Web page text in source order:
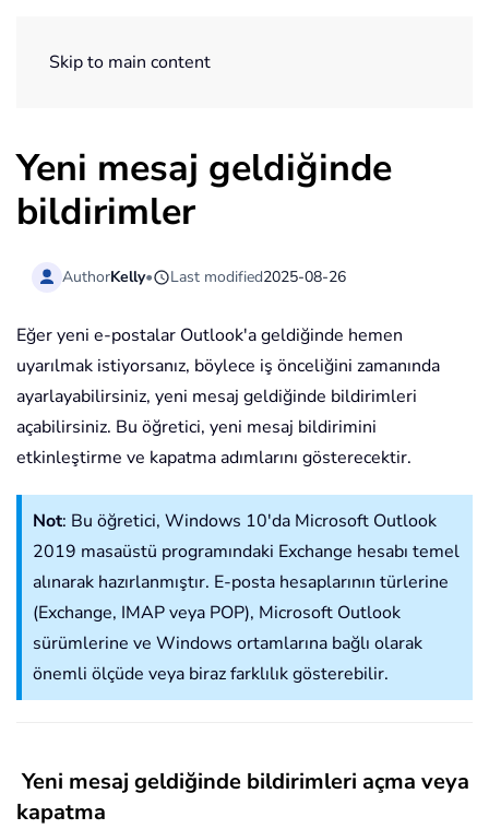
Skip to main content
Yeni mesaj geldiğinde
bildirimler
AuthorKelly• Last modified2025-08-26
Eğer yeni e-postalar Outlook'a geldiğinde hemen
uyarılmak istiyorsanız, böylece iş önceliğini zamanında
ayarlayabilirsiniz, yeni mesaj geldiğinde bildirimleri
açabilirsiniz. Bu öğretici, yeni mesaj bildirimini
etkinleştirme ve kapatma adımlarını gösterecektir.
Not: Bu öğretici, Windows 10'da Microsoft Outlook
2019 masaüstü programındaki Exchange hesabı temel
alınarak hazırlanmıştır. E-posta hesaplarının türlerine
(Exchange, IMAP veya POP), Microsoft Outlook
sürümlerine ve Windows ortamlarına bağlı olarak
önemli ölçüde veya biraz farklılık gösterebilir.
Yeni mesaj geldiğinde bildirimleri açma veya
kapatma